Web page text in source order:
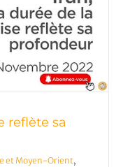
reflète sa
et Moyen-Orient,